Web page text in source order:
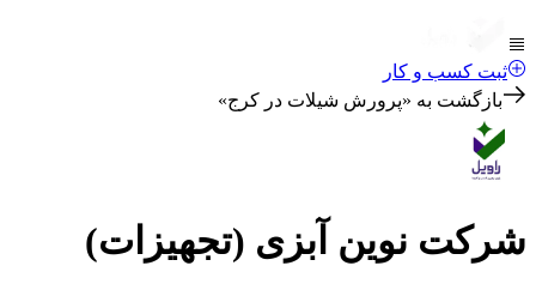
ثبت کسب و کار
بازگشت به «پرورش شیلات در کرج»
شرکت نوین آبزی (تجهیزات)